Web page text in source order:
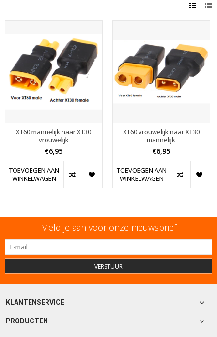
XT60 mannelijk naar XT30
vrouwelijk
€6,95
TOEVOEGEN AAN
WINKELWAGEN
XT60 vrouwelijk naar XT30
mannelijk
€6,95
TOEVOEGEN AAN
WINKELWAGEN
Meld je aan voor onze nieuwsbrief
VERSTUUR
KLANTENSERVICE
PRODUCTEN